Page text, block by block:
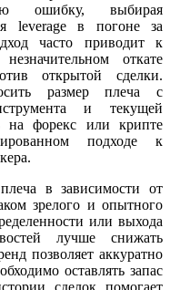
ошибку, выбирая
leverage в погоне за
часто приводит к
откате
открытой сделки.
размер плеча с
и текущей
на форекс или крипте
подходе к
в зависимости от
зрелого и опытного
или выхода
лучше снижать
позволяет аккуратно
оставлять запас
сделок помогает